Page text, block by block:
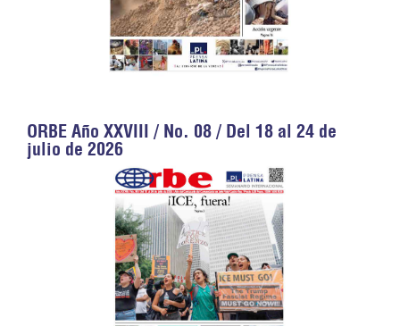
ORBE Año XXVIII / No. 08 / Del 18 al 24 de
julio de 2026